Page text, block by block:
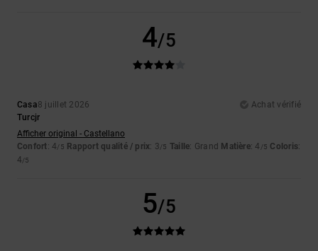
4/5
Casa8 juillet 2026
Achat vérifié
Turcjr
Afficher original - Castellano
Confort: 4/5 Rapport qualité / prix: 3/5 Taille: Grand Matière: 4 /5 Coloris:
4/5
5/5